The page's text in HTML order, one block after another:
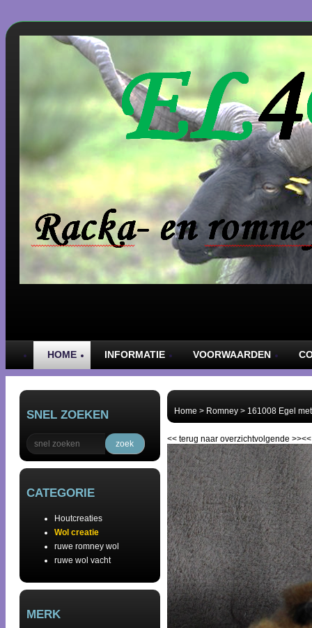
HOME INFORMATIE VOORWAARDEN
SNEL ZOEKEN
zoek
CATEGORIE
Houtcreaties
Wol creatie
ruwe romney wol
ruwe wol vacht
MERK
Home > Romney > 161008 Egel
<< terug naar overzichtvolgende >>